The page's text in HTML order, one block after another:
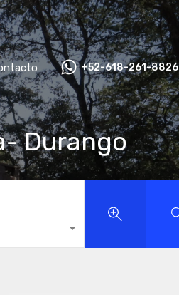
+52-618-261-8826
Durango